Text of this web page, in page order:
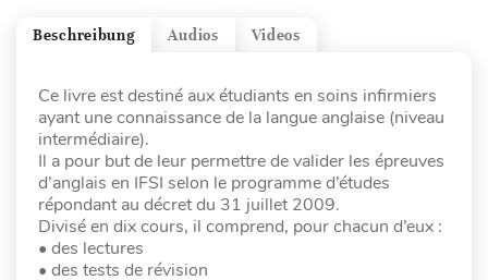
Videos
Audios
Beschreibung
Ce livre est destiné aux étudiants en soins infirmiers
ayant une connaissance de la langue anglaise (niveau
intermédiaire).
Il a pour but de leur permettre de valider les épreuves
d’anglais en IFSI selon le programme d’études
répondant au décret du 31 juillet 2009.
Divisé en dix cours, il comprend, pour chacun d’eux :
• des lectures
• des tests de révision